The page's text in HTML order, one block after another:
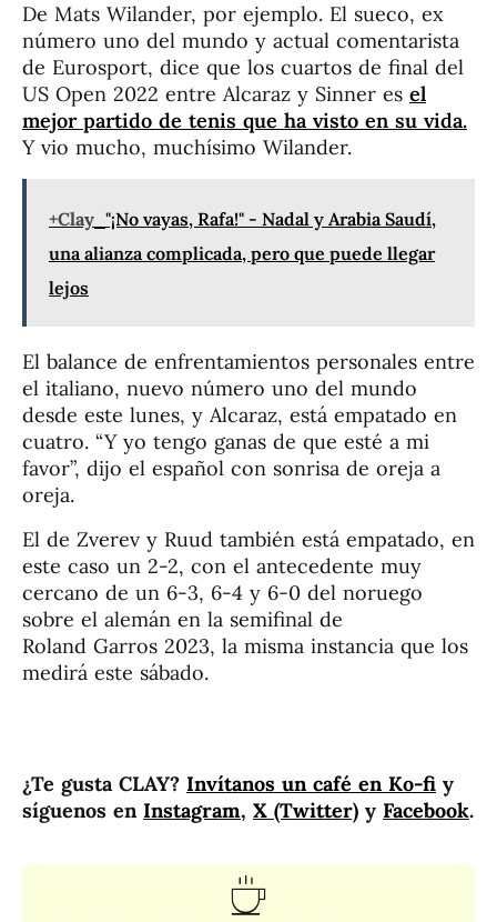
De Mats Wilander, por ejemplo. El sueco, ex
número uno del mundo y actual comentarista
de Eurosport, dice que los cuartos de final del
US Open 2022 entre Alcaraz y Sinner es el
mejor partido de tenis que ha visto en su vida.
Y vio mucho, muchísimo Wilander.
+Clay "¡No vayas, Rafa!" - Nadal y Arabia Saudí,
una alianza complicada, pero que puede llegar
lejos
El balance de enfrentamientos personales entre
el italiano, nuevo número uno del mundo
desde este lunes, y Alcaraz, está empatado en
cuatro. “Y yo tengo ganas de que esté a mi
favor”, dijo el español con sonrisa de oreja a
oreja.
El de Zverev y Ruud también está empatado, en
este caso un 2-2, con el antecedente muy
cercano de un 6-3, 6-4 y 6-0 del noruego
sobre el alemán en la semifinal de
Roland Garros 2023, la misma instancia que los
medirá este sábado.
¿Te gusta CLAY? Invítanos un café en Ko-fi y
síguenos en Instagram, X (Twitter) y Facebook.